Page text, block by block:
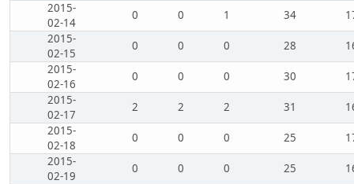
2015-
02-14
0 0 1 34
2015-
02-15
0 0 0 28
2015-
02-16
0 0 0 30
2015-
02-17
2 2 2 31
2015-
02-18
0 0 0 25
2015-
02-19
0 0 0 25